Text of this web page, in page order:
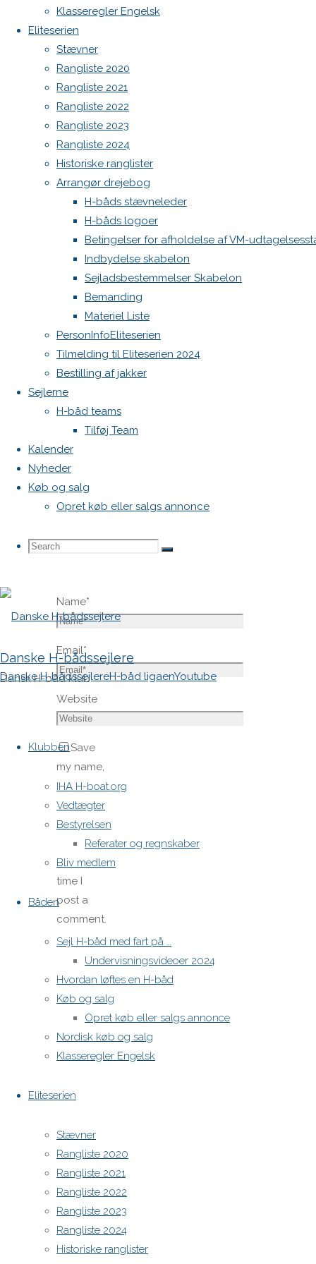
Klasseregler Engelsk
Eliteserien
Stævner
Rangliste 2020
Rangliste 2021
Rangliste 2022
Rangliste 2023
Rangliste 2024
Historiske ranglister
Arrangør drejebog
H-båds stævneleder
H-båds logoer
Betingelser for afholdelse af VM-
Indbydelse skabelon
Sejladsbestemmelser Skabelon
Bemanding
Materiel Liste
PersonInfoEliteserien
Tilmelding til Eliteserien 2024
Bestilling af jakker
Sejlerne
H-båd teams
Tilføj Team
Kalender
Nyheder
Køb og salg
Opret køb eller salgs annonce
Search
Search
Search
Danske H-bådssejlere
Dansk H-båd klub
Danske H-bådssejlereH-båd ligaenYoutube
Klubben
IHA H-boat.org
Vedtægter
Bestyrelsen
Referater og regnskaber
Bliv medlem
Båden
Sejl H-båd med fart på …
Undervisningsvideoer 2024
Hvordan løftes en H-båd
Køb og salg
Opret køb eller salgs annonce
Nordisk køb og salg
Klasseregler Engelsk
Eliteserien
Stævner
Rangliste 2020
Rangliste 2021
Rangliste 2022
Rangliste 2023
Rangliste 2024
Historiske ranglister
Previous
image
Next
image
Skriv
et
svar
Din e-
mailadresse
vil ikke
blive
publiceret.
Krævede
felter er
markeret
med
Comment
Name*
Email*
Website
Save
my name,
email,
and site
URL in my
browser
for next
time I
post a
comment.
H-båds kalenderen i Europa
WordPress.org
Powered by